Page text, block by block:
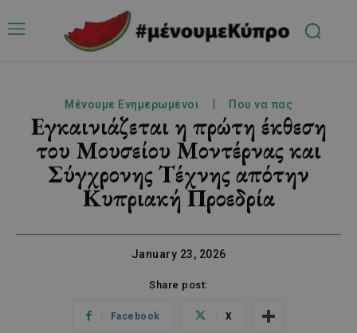
Μένουμε Ενημερωμένοι Που να πας
Εγκαινιάζεται η πρώτη έκθεση
του Μουσείου Μοντέρνας και
Σύγχρονης Τέχνης απότην
Κυπριακή Προεδρία
January 23, 2026
Share post:
Facebook X